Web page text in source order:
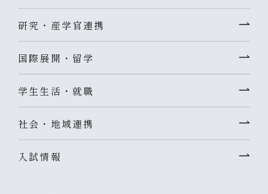
研究・産学官連携
国際展開・留学
学生生活・就職
社会・地域連携
入試情報